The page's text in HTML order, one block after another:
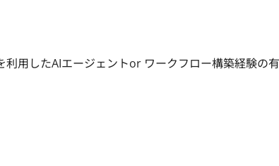
用したAIエージェントor ワークフロー構築経験の